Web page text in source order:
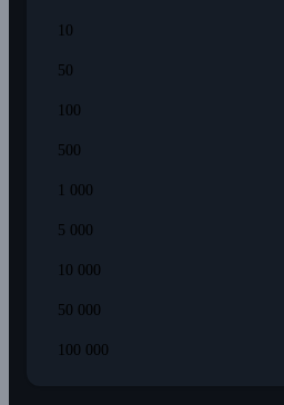
10
50
100
500
1 000
5 000
10 000
50 000
100 000